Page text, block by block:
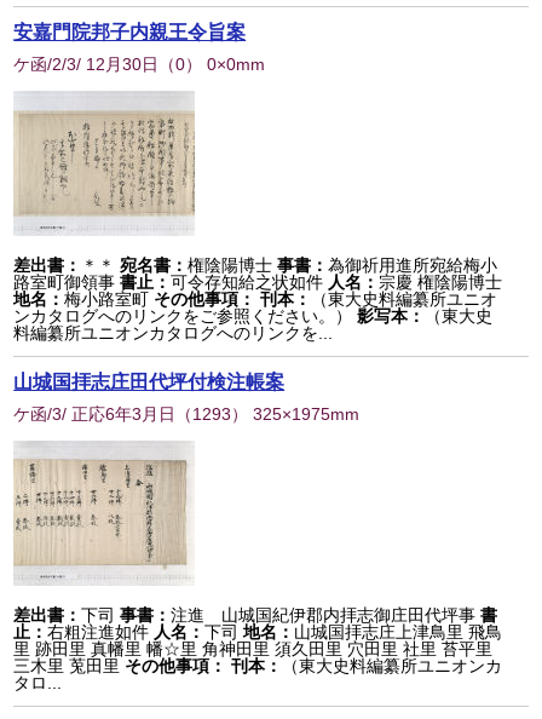
安嘉門院邦子内親王令旨案
ケ函/2/3/ 12月30日 （0） 0×0mm
差出書： ＊＊ 宛名書：権陰陽博士 事書：為御祈用進所宛給梅小
路室町御領事書止：可令存知給之状如件 人名： 宗慶 権陰陽博士
地名：梅小路室町 その他事項： 刊本：
（東大史料編纂所ユニオ
ンカタログへのリンクをご参照ください。）
影写本：
（東大史
料編纂所ユニオンカタログへのリンクを...
山城国拝志庄田代坪付検注帳案
ケ函/3/ 正応6年3月日 （1293） 325×1975mm
差出書：下司 事書：注進 山城国紀伊郡内拝志御庄田代坪事書
止：右粗注進如件 人名：下司 地名： 山城国拝志庄上津鳥里 飛鳥
里 跡田里 真幡里 幡☆里 角神田里 須久田里 穴田里 社里 苔平里
三木里 莵田里 その他事項： 刊本：
（東大史料編纂所ユニオンカ
タロ...